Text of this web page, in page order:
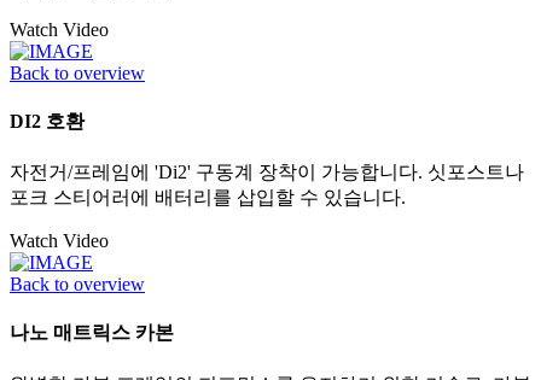
Watch Video
Back to overview
DI2 호환
자전거/프레임에 'Di2' 구동계 장착이 가능합니다. 싯포스트나
포크 스티어러에 배터리를 삽입할 수 있습니다.
Watch Video
Back to overview
나노 매트릭스 카본